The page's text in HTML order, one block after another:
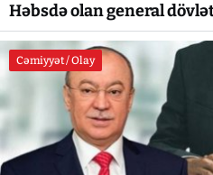
Həbsdə olan general
Cəmiyyət / Olay